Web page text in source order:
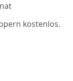
kostenlos.